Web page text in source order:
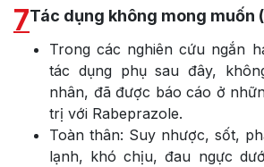
7Tác dụng không mong muốn
Trong các nghiên cứu ngắn
tác dụng phụ sau đây,
nhân, đã được báo cáo ở
trị với Rabeprazole.
Toàn thân: Suy nhược, sốt,
lạnh, khó chịu, đau ngực